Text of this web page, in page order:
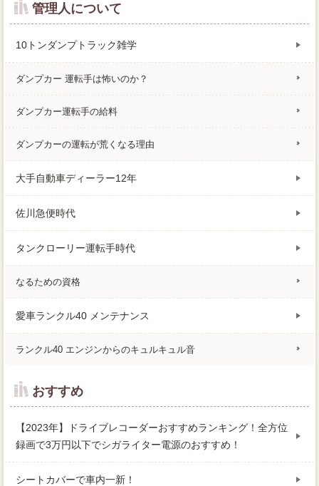
管理人について
10トンダンプトラック雑学
ダンプカー 運転手は怖いのか？
ダンプカー運転手の給料
ダンプカーの運転が荒くなる理由
大手自動車ディーラー12年
佐川急便時代
タンクローリー運転手時代
なるための資格
愛車ランクル40 メンテナンス
ランクル40 エンジンからのキュルキュル音
おすすめ
【2023年】ドライブレコーダーおすすめランキング！全方位
録画で3万円以下でシガライター電源のおすすめ！
シートカバーで車内一新！